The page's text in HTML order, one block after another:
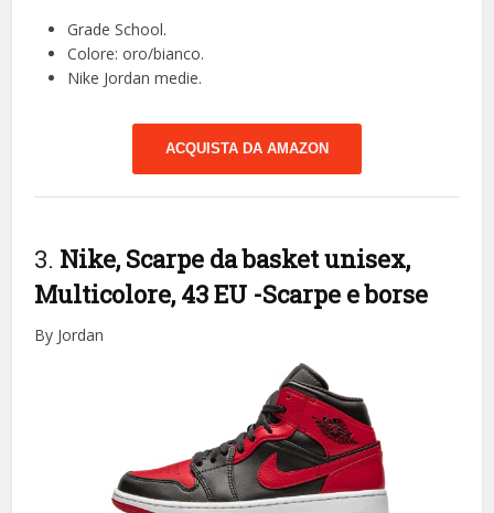
Grade School.
Colore: oro/bianco.
Nike Jordan medie.
ACQUISTA DA AMAZON
3. Nike, Scarpe da basket unisex,
Multicolore, 43 EU -Scarpe e borse
By Jordan